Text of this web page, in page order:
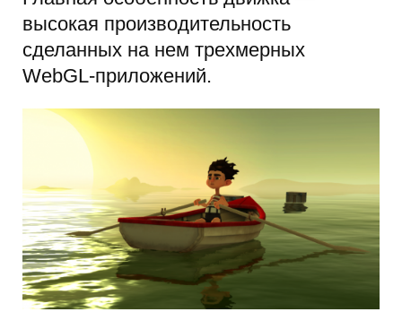
высокая производительность
сделанных на нем трехмерных
WebGL-приложений.